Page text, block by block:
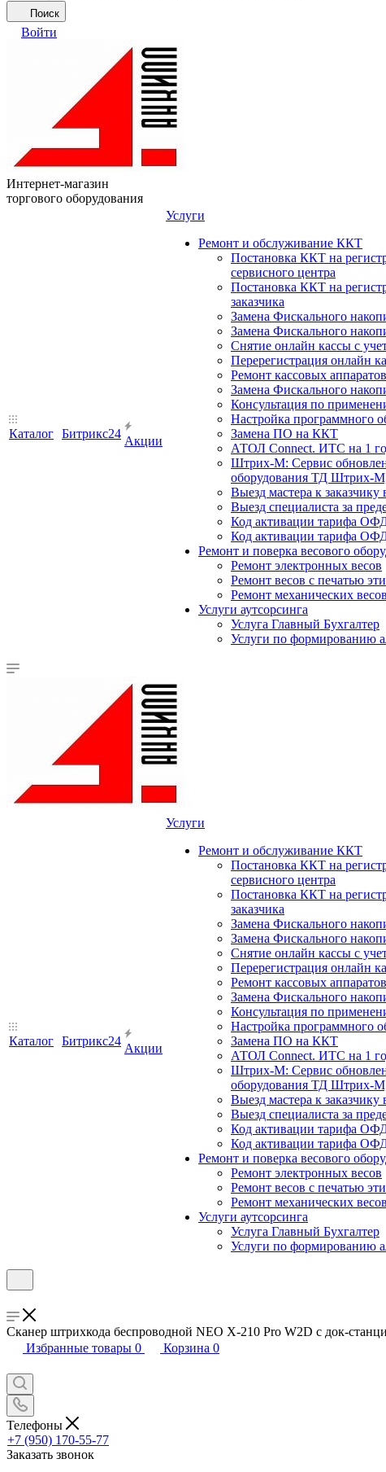
Поиск
Войти
Интернет-магазин
торгового оборудования
Каталог Битрикс24
Акции
Услуги
Ремонт и обслуживание ККТ
Постановка ККТ на
сервисного центра
Постановка ККТ на
заказчика
Замена Фискального
Замена Фискального
Снятие онлайн кассы с
Перерегистрация онлайн
Ремонт кассовых аппаратов
Замена Фискального
Консультация по
Настройка программного
Замена ПО на ККТ
АТОЛ Connect. ИТС на 1
Штрих-М: Сервис
оборудования ТД Штрих-
Выезд мастера к
Выезд специалиста за
Код активации тарифа
Код активации тарифа
Ремонт и поверка весового
Ремонт электронных весов
Ремонт весов с печатью
Ремонт механических весов
Услуги аутсорсинга
Услуга Главный Бухгалтер
Услуги по формированию
Каталог Битрикс24
Акции
Услуги
Ремонт и обслуживание ККТ
Постановка ККТ на
сервисного центра
Постановка ККТ на
заказчика
Замена Фискального
Замена Фискального
Снятие онлайн кассы с
Перерегистрация онлайн
Ремонт кассовых аппаратов
Замена Фискального
Консультация по
Настройка программного
Замена ПО на ККТ
АТОЛ Connect. ИТС на 1
Штрих-М: Сервис
оборудования ТД Штрих-
Выезд мастера к
Выезд специалиста за
Код активации тарифа
Код активации тарифа
Ремонт и поверка весового
Ремонт электронных весов
Ремонт весов с печатью
Ремонт механических весов
Услуги аутсорсинга
Услуга Главный Бухгалтер
Услуги по формированию
Сканер штрихкода беспроводной NEO X-210 Pro W2D с док-
Избранные товары 0 Корзина 0
Телефоны
+7 (950) 170-55-77
Заказать звонок